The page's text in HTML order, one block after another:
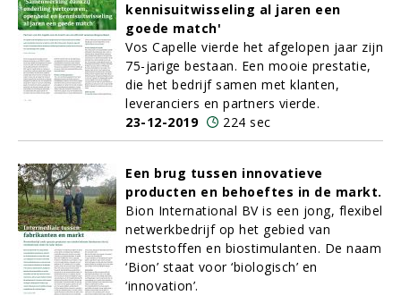
kennisuitwisseling al jaren een
goede match'
Vos Capelle vierde het afgelopen jaar zijn
75-jarige bestaan. Een mooie prestatie,
die het bedrijf samen met klanten,
leveranciers en partners vierde.
23-12-2019
224 sec
Een brug tussen innovatieve
producten en behoeftes in de markt.
Bion International BV is een jong, flexibel
netwerkbedrijf op het gebied van
meststoffen en biostimulanten. De naam
‘Bion’ staat voor ‘biologisch’ en
‘innovation’.